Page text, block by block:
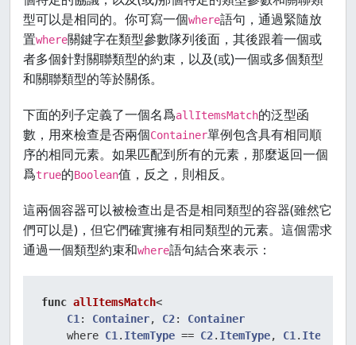
型可以是相同的。你可寫一個where語句，通過緊隨放
置where關鍵字在類型參數隊列後面，其後跟着一個或
者多個針對關聯類型的約束，以及(或)一個或多個類型
和關聯類型的等於關係。
下面的列子定義了一個名爲allItemsMatch的泛型函
數，用來檢查是否兩個Container單例包含具有相同順
序的相同元素。如果匹配到所有的元素，那麼返回一個
爲true的Boolean值，反之，則相反。
這兩個容器可以被檢查出是否是相同類型的容器(雖然它
們可以是)，但它們確實擁有相同類型的元素。這個需求
通過一個類型約束和where語句結合來表示：
func allItemsMatch<
C1 : Container, C2: Container
    where
C1 . ItemType == C2. ItemType, C1 . ItemType